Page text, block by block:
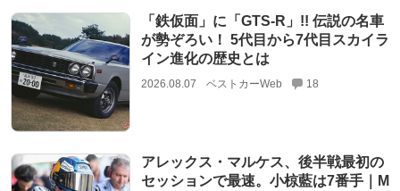
「鉄仮面」に「GTS-R」!! 伝説の名車
が勢ぞろい！ 5代目から7代目スカイラ
イン進化の歴史とは
2026.08.07 ベストカーWeb 18
アレックス・マルケス、後半戦最初の
セッションで最速。小椋藍は7番手｜M